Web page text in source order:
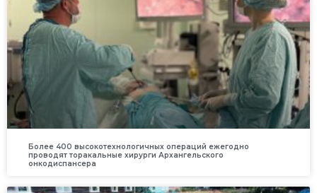
Более 400 высокотехнологичных операций ежегодно
проводят торакальные хирурги Архангельского
онкодиспансера